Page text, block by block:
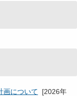
画について [2026年